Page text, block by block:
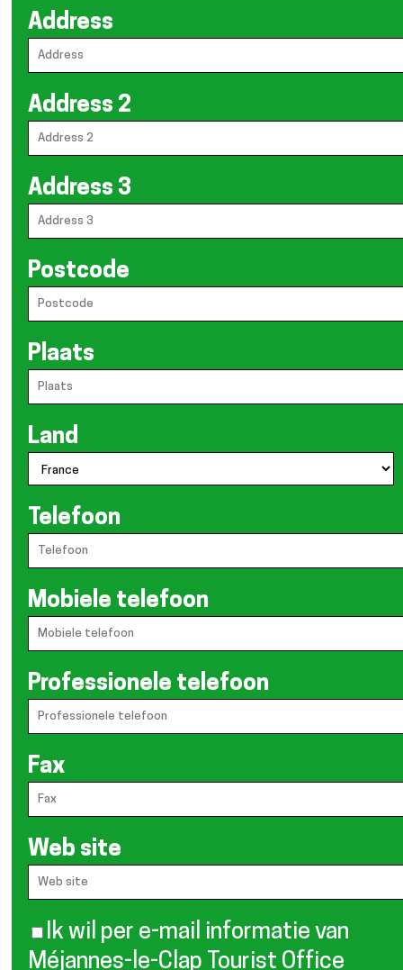
Address
Address 2
Address 3
Postcode
Plaats
Land
Telefoon
Mobiele telefoon
Professionele telefoon
Fax
Web site
Ik wil per e-mail informatie van
Méjannes-le-Clap Tourist Office